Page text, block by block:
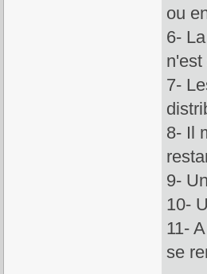
ou
6-
7-
8- Il
9-
10-
11-
se